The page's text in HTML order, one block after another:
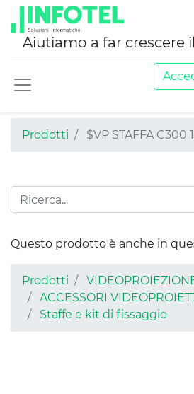
Aiutiamo a far crescere il
Prodotti $VP STAFFA C300
Questo prodotto è anche in
Prodotti
ACCESSORI
Staffe e kit di fissaggio